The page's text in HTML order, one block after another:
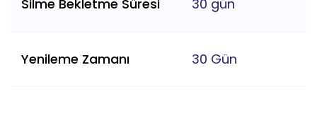
Silme Bekletme Süresi 30 gün
Yenileme Zamanı 30 Gün